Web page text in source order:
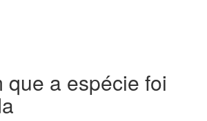
que a espécie foi